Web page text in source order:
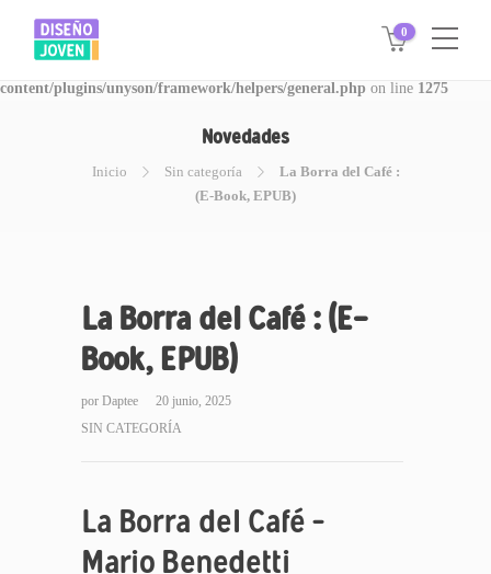
Warning: Invalid argument supplied for foreach() in
/www/disegnojoven.com.ar/htdocs/wp-
content/plugins/unyson/framework/helpers/general.php on line 1275
0
Novedades
Inicio Sin categoría
La Borra del Café :
(E-Book, EPUB)
La Borra del Café : (E-
Book, EPUB)
por Daptee
20 junio, 2025
SIN CATEGORÍA
La Borra del Café –
Mario Benedetti